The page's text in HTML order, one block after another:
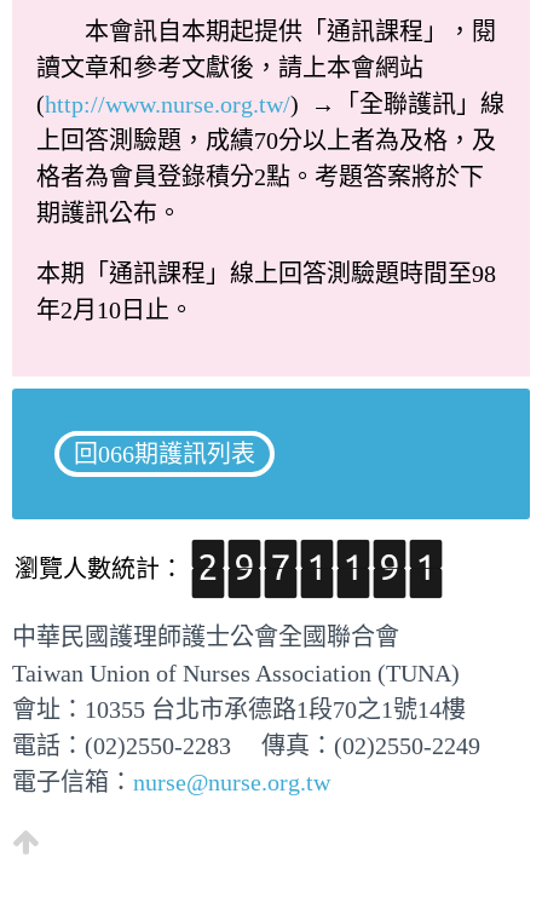
本會訊自本期起提供「通訊課程」，閱
讀文章和參考文獻後，請上本會網站
(http://www.nurse.org.tw/) →「全聯護訊」線
上回答測驗題，成績70分以上者為及格，及
格者為會員登錄積分2點。考題答案將於下
期護訊公布。
本期「通訊課程」線上回答測驗題時間至98
年2月10日止。
回066期護訊列表
瀏覽人數統計：
中華民國護理師護士公會全國聯合會
Taiwan Union of Nurses Association (TUNA)
會址：10355 台北市承德路1段70之1號14樓
電話：(02)2550-2283 傳真：(02)2550-2249
電子信箱： nurse@nurse.org.tw